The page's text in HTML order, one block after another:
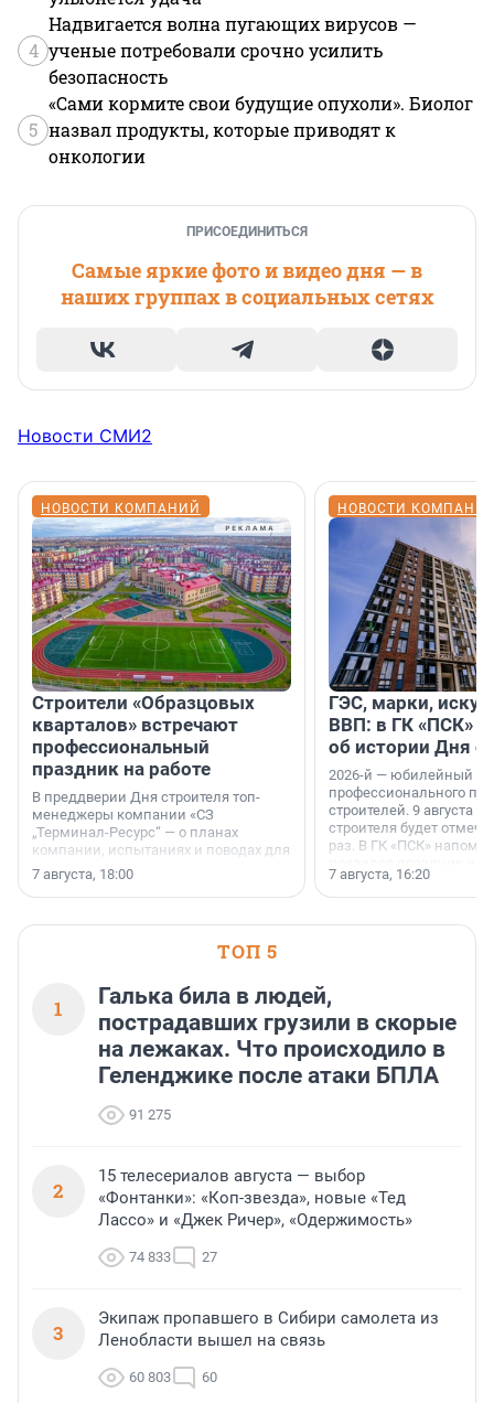
4
Надвигается волна пугающих вирусов —
ученые потребовали срочно усилить
безопасность
5
«Сами кормите свои будущие опухоли». Биолог
назвал продукты, которые приводят к
онкологии
ПРИСОЕДИНИТЬСЯ
Самые яркие фото и видео дня — в
наших группах в социальных сетях
Новости СМИ2
НОВОСТИ КОМПАНИЙ
Строители «Образцовых
кварталов» встречают
профессиональный
праздник на работе
В преддверии Дня строителя топ-
менеджеры компании «СЗ
„Терминал-Ресурс“ — о планах
компании, испытаниях и поводах для
осторожного оптимизма.
7 августа, 18:00
НОВОСТИ
ГЭС, марки,
ВВП: в ГК «ПСК»
об истории Дня
2026-й — юбилейный
профессионального
строителей. 9 августа
строителя будет
раз. В ГК «ПСК»
поменялась роль
7 августа, 16:20
ТОП 5
1
Галька била в людей,
пострадавших грузили в скорые
на лежаках. Что происходило в
Геленджике после атаки БПЛА
91 275
2
15 телесериалов августа — выбор
«Фонтанки»: «Коп-звезда», новые «Тед
Лассо» и «Джек Ричер», «Одержимость»
74 833 27
3
Экипаж пропавшего в Сибири самолета из
Ленобласти вышел на связь
60 803 60